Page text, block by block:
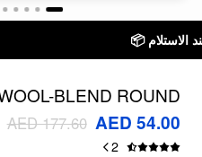
BLEND ROUND
SLEEVE OVERSIZED
TOP WITH SHAWL
AED 54.00
AED 177.60
2